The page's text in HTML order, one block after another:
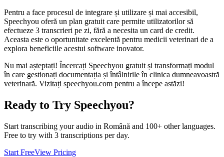
Pentru a face procesul de integrare și utilizare și mai accesibil,
Speechyou oferă un plan gratuit care permite utilizatorilor să
efectueze 3 transcrieri pe zi, fără a necesita un card de credit.
Aceasta este o oportunitate excelentă pentru medicii veterinari de a
explora beneficiile acestui software inovator.
Nu mai așteptați! Încercați Speechyou gratuit și transformați modul
în care gestionați documentația și întâlnirile în clinica dumneavoastră
veterinară. Vizitați speechyou.com pentru a începe astăzi!
Ready to Try Speechyou?
Start transcribing your audio in Română and 100+ other languages.
Free to try with 3 transcriptions per day.
Start FreeView Pricing